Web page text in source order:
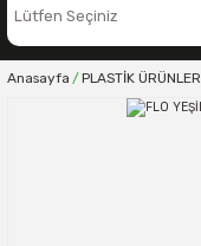
Anasayfa PLASTİK ÜRÜNLER